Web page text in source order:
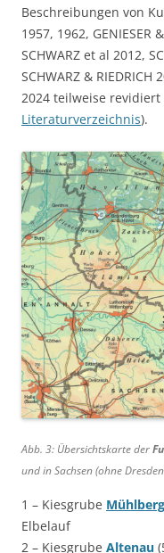
Beschreibungen von
1957, 1962, GENIESER
SCHWARZ et al 2012,
SCHWARZ & RIEDRICH
2024 teilweise
Literaturverzeichnis).
Abb. 3: Übersichtskarte der
und in Sachsen (ohne
1 – Kiesgrube Mühlberg
Elbelauf
2 – Kiesgrube Altenau